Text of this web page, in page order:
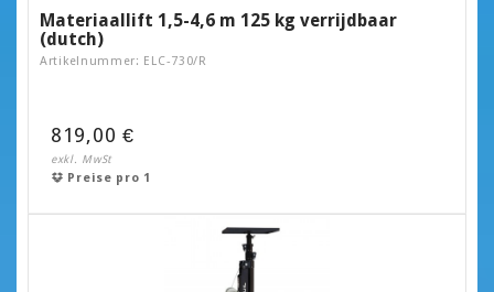
Materiaallift 1,5-4,6 m 125 kg verrijdbaar
(dutch)
Artikelnummer: ELC-730/R
819,00 €
exkl. MwSt
Preise pro 1